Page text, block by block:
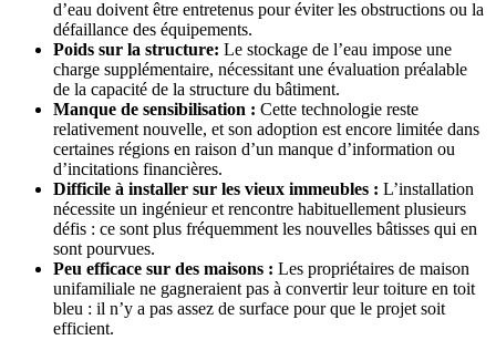
d’eau doivent être entretenus pour éviter les obstructions ou la
défaillance des équipements.
Poids sur la structure: Le stockage de l’eau impose une
charge supplémentaire, nécessitant une évaluation préalable
de la capacité de la structure du bâtiment.
Manque de sensibilisation : Cette technologie reste
relativement nouvelle, et son adoption est encore limitée dans
certaines régions en raison d’un manque d’information ou
d’incitations financières.
Difficile à installer sur les vieux immeubles : L’installation
nécessite un ingénieur et rencontre habituellement plusieurs
défis : ce sont plus fréquemment les nouvelles bâtisses qui en
sont pourvues.
Peu efficace sur des maisons : Les propriétaires de maison
unifamiliale ne gagneraient pas à convertir leur toiture en toit
bleu : il n’y a pas assez de surface pour que le projet soit
efficient.